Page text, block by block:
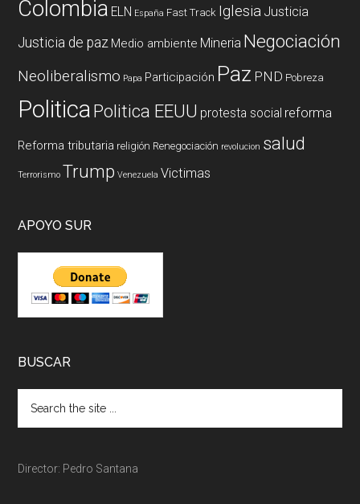
Colombia ELN España Fast Track Iglesia Justicia
Justicia de paz Medio ambiente Mineria Negociación
Neoliberalismo Papa Participación Paz PND Pobreza
PoliticaPolitica EEUU protesta social reforma
Reforma tributaria religión Renegociación revolucion salud
Terrorismo Trump Venezuela Victimas
APOYO SUR
BUSCAR
Director: Pedro Santana